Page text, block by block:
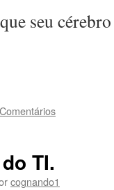
seu
TI.
cognando1